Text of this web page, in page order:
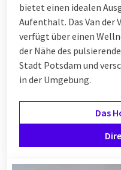
bietet einen idealen
Aufenthalt. Das Van der
verfügt über einen
der Nähe des
Stadt Potsdam und
in der Umgebung.
Das